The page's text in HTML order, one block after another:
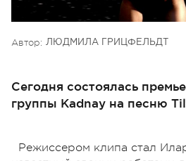
Автор: ЛЮДМИЛА ГРИЦФЕЛЬДТ
Сегодня состоялась
группы Kadnay на песню
Режиссером клипа стал